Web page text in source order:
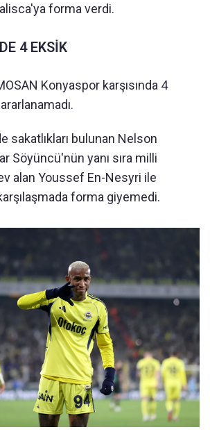
forma verdi.
4 EKSİK
Konyaspor karşısında 4
sakatlıkları bulunan Nelson
Söyüncü'nün yanı sıra milli
alan Youssef En-Nesyri ile
forma giyemedi.